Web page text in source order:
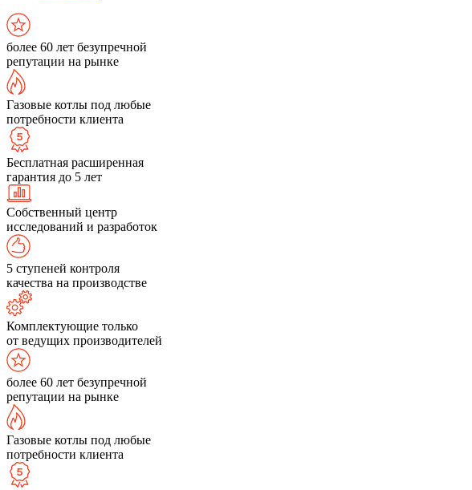
более 60 лет безупречной
репутации на рынке
Газовые котлы под любые
потребности клиента
Бесплатная расширенная
гарантия до 5 лет
Собственный центр
исследований и разработок
5 ступеней контроля
качества на производстве
Комплектующие только
от ведущих производителей
более 60 лет безупречной
репутации на рынке
Газовые котлы под любые
потребности клиента